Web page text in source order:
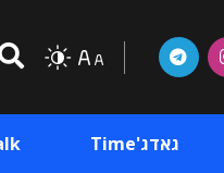
גאדג'Time